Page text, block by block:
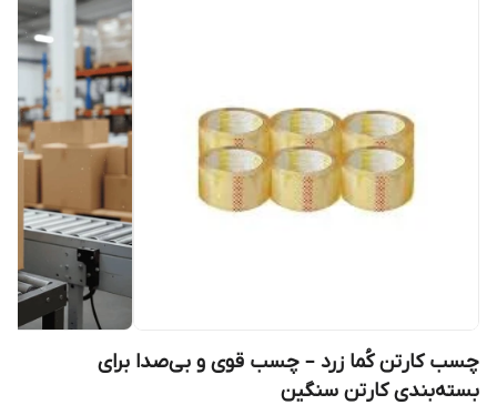
چسب کارتن کُما زرد – چسب قوی و بی‌صدا برای
بسته‌بندی کارتن سنگین